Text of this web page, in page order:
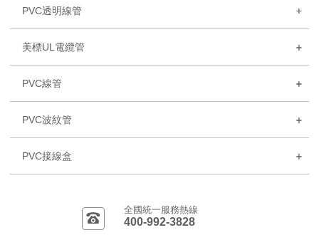
PVC透明線管
美標UL電纜管
PVC線管
PVC波紋管
PVC接線盒
全國統一服務熱線
400-992-3828